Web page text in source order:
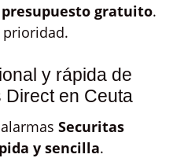
presupuesto gratuito.
prioridad.
y rápida de
Direct en Ceuta
Securitas
y sencilla.